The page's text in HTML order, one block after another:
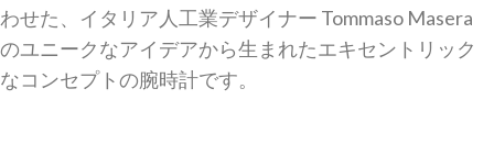
わせた、イタリア人工業デザイナー Tommaso Masera
のユニークなアイデアから生まれたエキセントリック
なコンセプトの腕時計です。